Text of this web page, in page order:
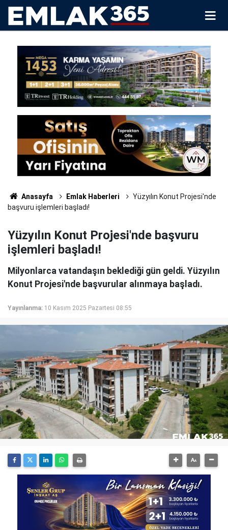
Anasayfa Emlak Haberleri
Yüzyılın Konut Projesi'nde
başvuru işlemleri başladı!
Yüzyılın Konut Projesi'nde başvuru
işlemleri başladı!
Milyonlarca vatandaşın beklediği gün geldi. Yüzyılın
Konut Projesi'nde başvurular alınmaya başladı.
Yayınlanma: 10 Kasım 2025 Pazartesi 08:55